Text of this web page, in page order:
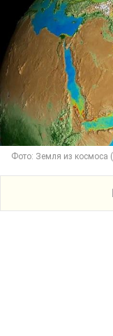
Фото: Земля из космоса